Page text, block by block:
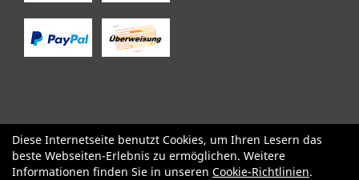
SALE Specialized Factor Cervélo BMC Orbea
Yeti
Pinarello
OPEN Kids / BMX Komponenten
Bekleidung
Diese Internetseite benutzt Cookies, um Ihren Lesern das
beste Webseiten-Erlebnis zu ermöglichen. Weitere
Informationen finden Sie in unseren Cookie-Richtlinien.